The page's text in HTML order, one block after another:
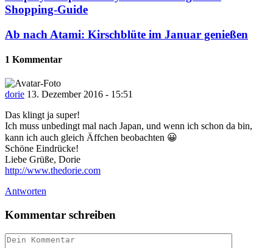
Shopping-Guide
Ab nach Atami: Kirschblüte im Januar genießen
1 Kommentar
dorie 13. Dezember 2016 - 15:51
Das klingt ja super!
Ich muss unbedingt mal nach Japan, und wenn ich schon da bin,
kann ich auch gleich Äffchen beobachten 😀
Schöne Eindrücke!
Liebe Grüße, Dorie
http://www.thedorie.com
Antworten
Kommentar schreiben